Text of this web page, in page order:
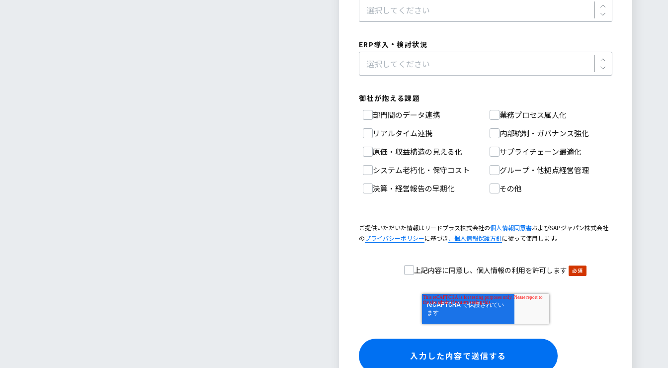
ERP導入・検討状況
御社が抱える課題
部門間のデータ連携
業務プロセス属人化
リアルタイム連携
内部統制・ガバナンス強化
原価・収益構造の見える化
サプライチェーン最適化
システム老朽化・保守コスト
グループ・他拠点経営管理
決算・経営報告の早期化
その他
ご提供いただいた情報はリードプラス株式会社の個人情報同意書およびSAPジャパン株式会社
のプライバシーポリシーに基づき、個人情報保護方針に従って使用します。
上記内容に同意し、個人情報の利用を許可します